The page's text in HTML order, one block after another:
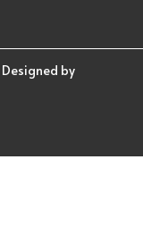
Designed by